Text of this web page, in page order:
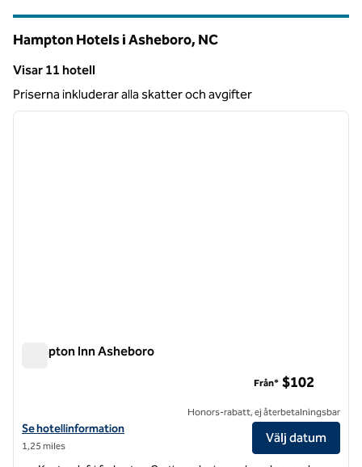
Hampton Hotels i Asheboro, NC
Visar 11 hotell
Visar 11 hotell
Priserna inkluderar alla skatter och avgifter
1 av 12
nästa
Hampton Inn Asheboro
Visa hotelldetaljer för Hampton Inn Asheboro
Se hotellinformation
1,25 miles
Från* $102
Honors-rabatt, ej återbetalningsbar
Välj datum